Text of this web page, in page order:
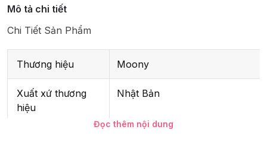
Mô tả chi tiết
Chi Tiết Sản Phẩm
Thương hiệu Moony
Xuất xứ thương
hiệu
Nhật Bản
Đọc thêm nội dung